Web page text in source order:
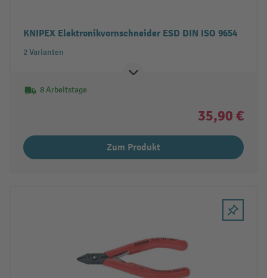
KNIPEX Elektronikvornschneider ESD DIN ISO 9654
2 Varianten
8 Arbeitstage
35,90 €
Zum Produkt